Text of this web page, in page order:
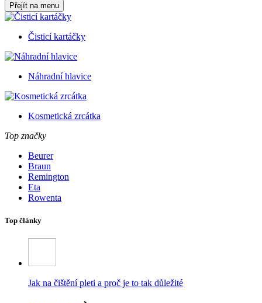
Přejít na menu
Čisticí kartáčky
Náhradní hlavice
Kosmetická zrcátka
Top značky
Beurer
Braun
Remington
Eta
Rowenta
Top články
Jak na čištění pleti a proč je to tak důležité